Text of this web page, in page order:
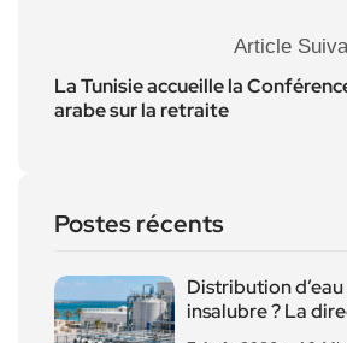
Article
La Tunisie accueille la
arabe sur la retraite
Postes récents
Distribution
insalubre ? La